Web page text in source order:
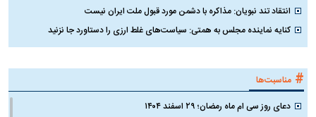
انتقاد تند نبویان: مذاکره با دشمن مورد قبول ملت ایران نیست
کنایه نماینده مجلس به همتی: سیاست‌های غلط ارزی را دستاورد جا نزنید
# مناسبت‌ها
دعای روز سی ام ماه رمضان؛ ۲۹ اسفند ۱۴۰۴